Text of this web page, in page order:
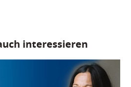
interessieren